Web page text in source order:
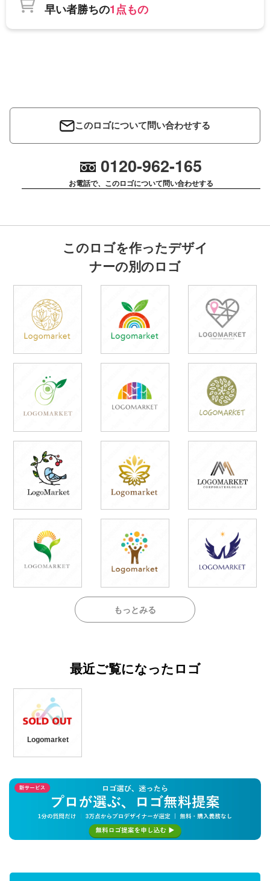
早い者勝ちの1点もの
このロゴについて問い合わせする
0120-962-165
お電話で、このロゴについて問い合わせする
このロゴを作ったデザイ
ナーの別のロゴ
もっとみる
最近ご覧になったロゴ
Logomarket